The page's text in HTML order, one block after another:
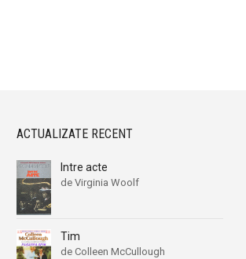
ACTUALIZATE RECENT
Intre acte
de Virginia Woolf
Tim
de Colleen McCullough